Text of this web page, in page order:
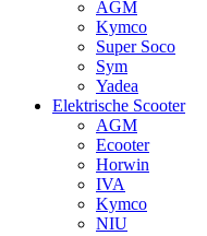
AGM
Kymco
Super Soco
Sym
Yadea
Elektrische Scooter
AGM
Ecooter
Horwin
IVA
Kymco
NIU